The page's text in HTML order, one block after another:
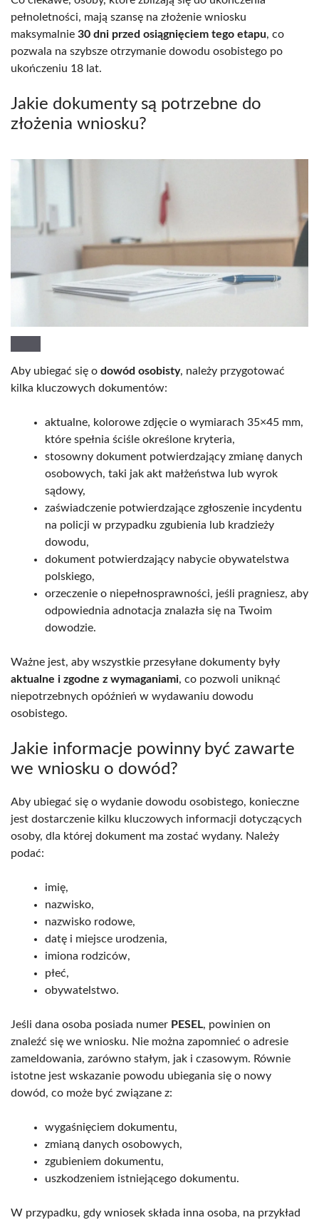
pełnoletności, mają szansę na złożenie wniosku
maksymalnie 30 dni przed osiągnięciem tego etapu, co
pozwala na szybsze otrzymanie dowodu osobistego po
ukończeniu 18 lat.
Jakie dokumenty są potrzebne do
złożenia wniosku?
Aby ubiegać się o dowód osobisty, należy przygotować
kilka kluczowych dokumentów:
aktualne, kolorowe zdjęcie o wymiarach 35×45 mm,
które spełnia ściśle określone kryteria,
stosowny dokument potwierdzający zmianę danych
osobowych, taki jak akt małżeństwa lub wyrok
sądowy,
zaświadczenie potwierdzające zgłoszenie incydentu
na policji w przypadku zgubienia lub kradzieży
dowodu,
dokument potwierdzający nabycie obywatelstwa
polskiego,
orzeczenie o niepełnosprawności, jeśli pragniesz, aby
odpowiednia adnotacja znalazła się na Twoim
dowodzie.
Ważne jest, aby wszystkie przesyłane dokumenty były
aktualne i zgodne z wymaganiami, co pozwoli uniknąć
niepotrzebnych opóźnień w wydawaniu dowodu
osobistego.
Jakie informacje powinny być zawarte
we wniosku o dowód?
Aby ubiegać się o wydanie dowodu osobistego, konieczne
jest dostarczenie kilku kluczowych informacji dotyczących
osoby, dla której dokument ma zostać wydany. Należy
podać:
imię,
nazwisko,
nazwisko rodowe,
datę i miejsce urodzenia,
imiona rodziców,
płeć,
obywatelstwo.
Jeśli dana osoba posiada numer PESEL, powinien on
znaleźć się we wniosku. Nie można zapomnieć o adresie
zameldowania, zarówno stałym, jak i czasowym. Równie
istotne jest wskazanie powodu ubiegania się o nowy
dowód, co może być związane z:
wygaśnięciem dokumentu,
zmianą danych osobowych,
zgubieniem dokumentu,
uszkodzeniem istniejącego dokumentu.
W przypadku, gdy wniosek składa inna osoba, na przykład